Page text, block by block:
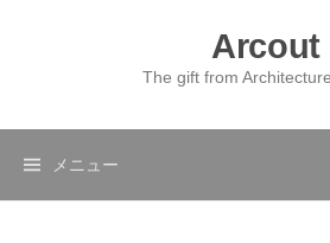
ツ
Arcout
The gift from
メニュー